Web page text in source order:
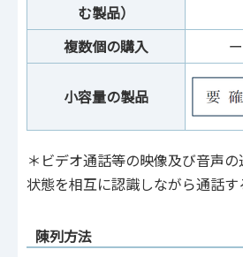
む製品）
複数個の購入 ー
小容量の製品
＊ビデオ通話等の映像及び音声
状態を相互に認識しながら通話
陳列方法